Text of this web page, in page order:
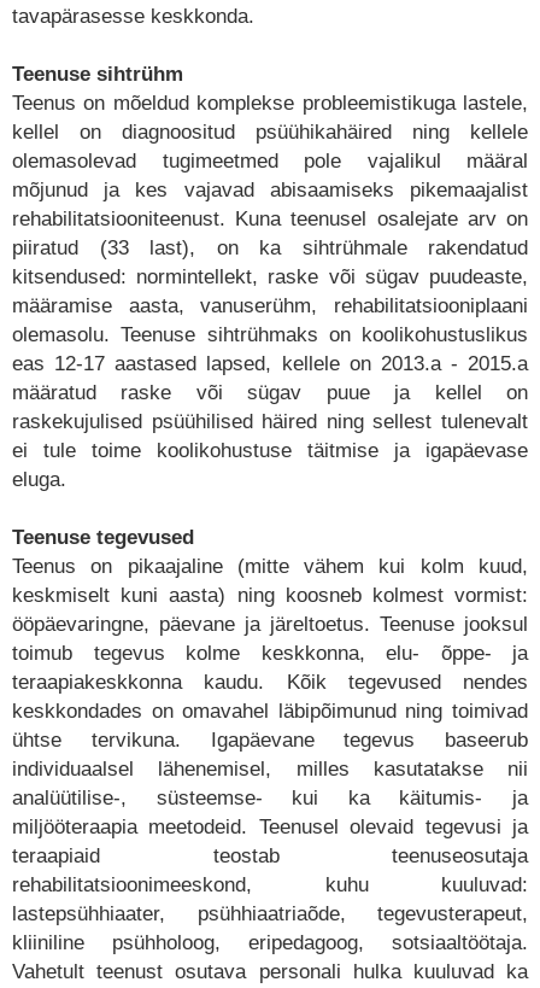
tavapärasesse keskkonda.
Teenuse sihtrühm
Teenus on mõeldud komplekse probleemistikuga lastele,
kellel on diagnoositud psüühikahäired ning kellele
olemasolevad tugimeetmed pole vajalikul määral
mõjunud ja kes vajavad abisaamiseks pikemaajalist
rehabilitatsiooniteenust. Kuna teenusel osalejate arv on
piiratud (33 last), on ka sihtrühmale rakendatud
kitsendused: normintellekt, raske või sügav puudeaste,
määramise aasta, vanuserühm, rehabilitatsiooniplaani
olemasolu. Teenuse sihtrühmaks on koolikohustuslikus
eas 12-17 aastased lapsed, kellele on 2013.a - 2015.a
määratud raske või sügav puue ja kellel on
raskekujulised psüühilised häired ning sellest tulenevalt
ei tule toime koolikohustuse täitmise ja igapäevase
eluga.
Teenuse tegevused
Teenus on pikaajaline (mitte vähem kui kolm kuud,
keskmiselt kuni aasta) ning koosneb kolmest vormist:
ööpäevaringne, päevane ja järeltoetus. Teenuse jooksul
toimub tegevus kolme keskkonna, elu- õppe- ja
teraapiakeskkonna kaudu. Kõik tegevused nendes
keskkondades on omavahel läbipõimunud ning toimivad
ühtse tervikuna. Igapäevane tegevus baseerub
individuaalsel lähenemisel, milles kasutatakse nii
analüütilise-, süsteemse- kui ka käitumis- ja
miljööteraapia meetodeid. Teenusel olevaid tegevusi ja
teraapiaid teostab teenuseosutaja
rehabilitatsioonimeeskond, kuhu kuuluvad:
lastepsühhiaater, psühhiaatriaõde, tegevusterapeut,
kliiniline psühholoog, eripedagoog, sotsiaaltöötaja.
Vahetult teenust osutava personali hulka kuuluvad ka